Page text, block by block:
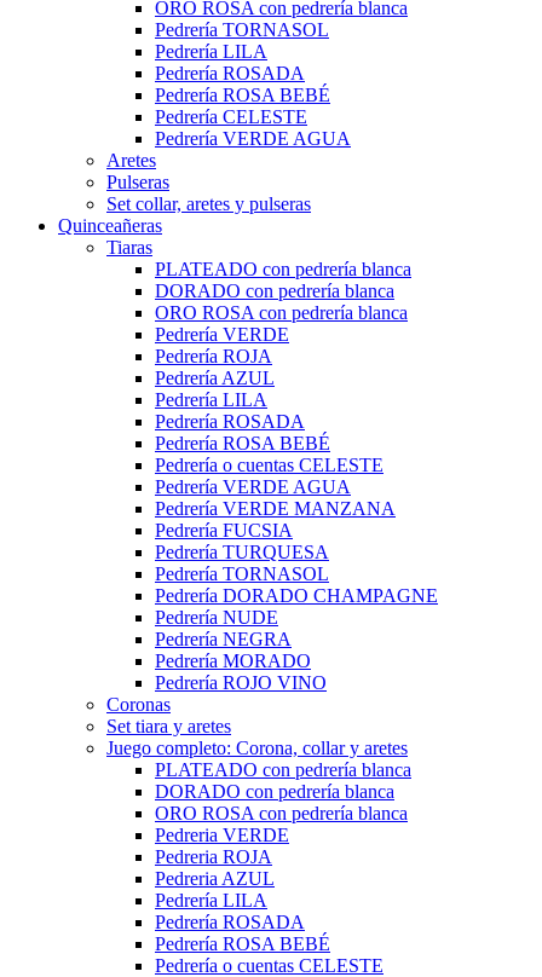
ORO ROSA con pedrería blanca
Pedrería TORNASOL
Pedrería LILA
Pedrería ROSADA
Pedrería ROSA BEBÉ
Pedrería CELESTE
Pedrería VERDE AGUA
Aretes
Pulseras
Set collar, aretes y pulseras
Quinceañeras
Tiaras
PLATEADO con pedrería blanca
DORADO con pedrería blanca
ORO ROSA con pedrería blanca
Pedrería VERDE
Pedrería ROJA
Pedrería AZUL
Pedrería LILA
Pedrería ROSADA
Pedrería ROSA BEBÉ
Pedrería o cuentas CELESTE
Pedrería VERDE AGUA
Pedrería VERDE MANZANA
Pedrería FUCSIA
Pedrería TURQUESA
Pedrería TORNASOL
Pedrería DORADO CHAMPAGNE
Pedrería NUDE
Pedrería NEGRA
Pedrería MORADO
Pedrería ROJO VINO
Coronas
Set tiara y aretes
Juego completo: Corona, collar y aretes
PLATEADO con pedrería blanca
DORADO con pedrería blanca
ORO ROSA con pedrería blanca
Pedreria VERDE
Pedreria ROJA
Pedreria AZUL
Pedrería LILA
Pedrería ROSADA
Pedrería ROSA BEBÉ
Pedrería o cuentas CELESTE